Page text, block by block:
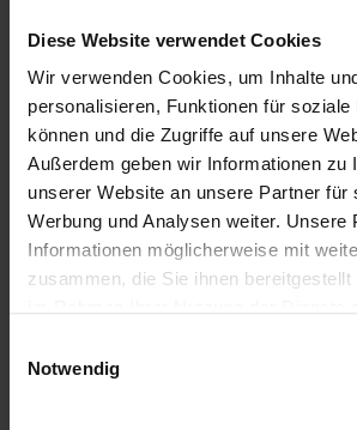
Diese Website verwendet Cookies
Wir verwenden Cookies, um Inhalte
personalisieren, Funktionen für soziale
können und die Zugriffe auf unsere
Außerdem geben wir Informationen zu
unserer Website an unsere Partner für
Werbung und Analysen weiter. Unsere
Informationen möglicherweise mit
zusammen, die Sie ihnen bereitgestellt
Notwendig
Für Fragen steht dir in der
Kriwetz Victoria unter +43 5 7505
Mit WhatsApp
Jetzt bewerben